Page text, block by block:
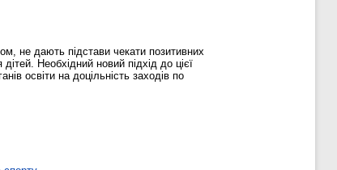
не дають підстави чекати позитивних
Необхідний новий підхід до цієї
освіти на доцільність заходів по